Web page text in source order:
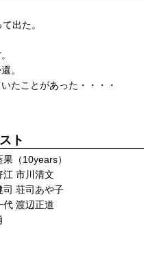
出た。
。
たことがあった・・・・
ト
（10years）
江 市川清文
司 荘司あや子
代 渡辺正道